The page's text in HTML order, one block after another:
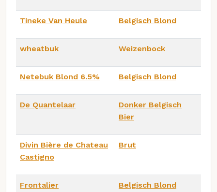
Tineke Van Heule Belgisch Blond
wheatbuk Weizenbock
Netebuk Blond 6.5% Belgisch Blond
De Quantelaar
Donker Belgisch
Bier
Divin Bière de Chateau
Castigno
Brut
Frontalier Belgisch Blond